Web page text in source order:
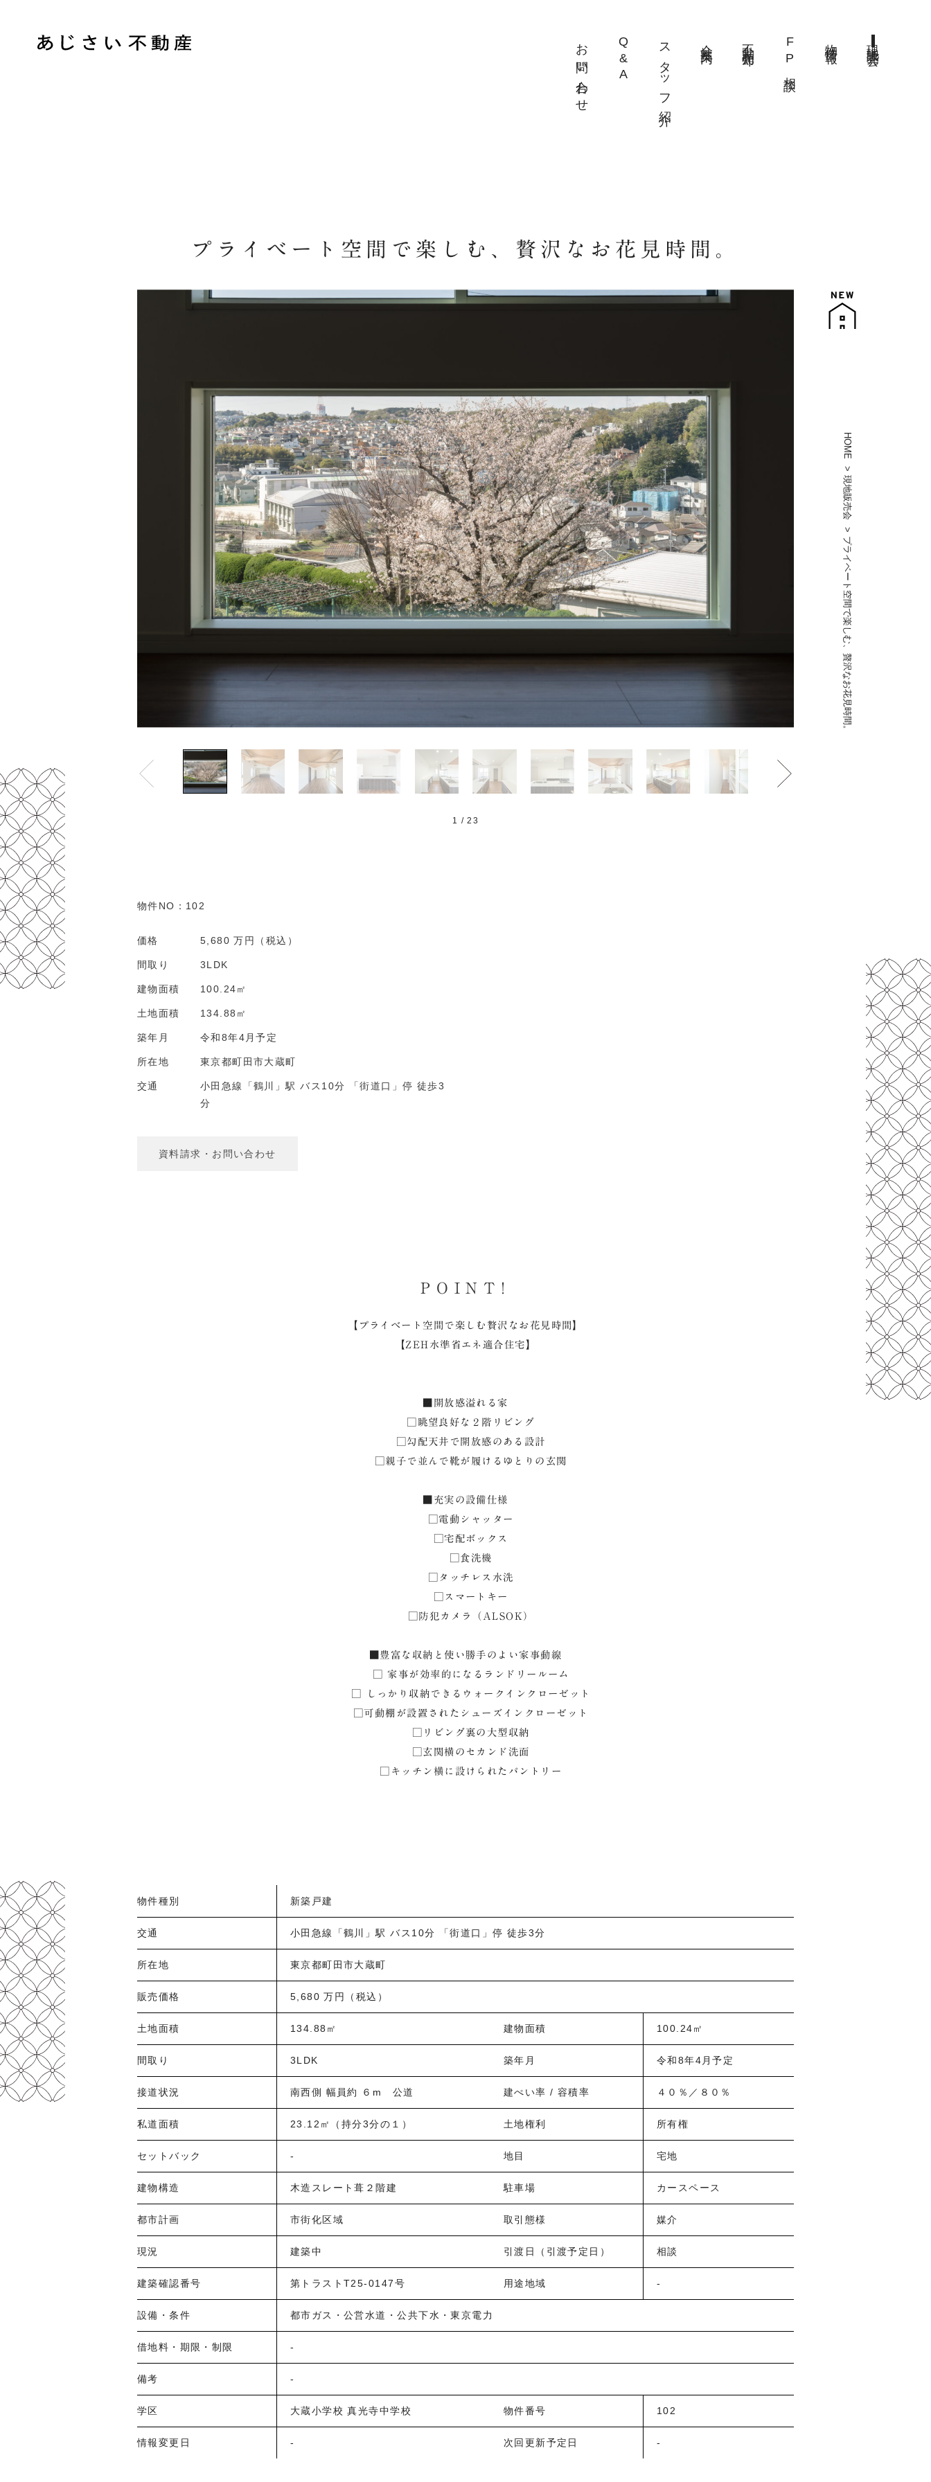
FP相談
スタッフ紹介
Q&A
お問い合わせ
HOME
現地販売会
プライベート空間で楽しむ、贅沢なお花見時間。
プライベート空間で楽しむ、贅沢なお花見時間。
1 /23
物件NO：102
価格 5,680 万円（税込）
間取り 3LDK
建物面積 100.24㎡
土地面積 134.88㎡
築年月 令和8年4月予定
所在地 東京都町田市大蔵町
交通
小田急線「鶴川」駅 バス10分 「街道口」停 徒歩3
分
資料請求・お問い合わせ
POINT!
【プライベート空間で楽しむ贅沢なお花見時間】
【ZEH水準省エネ適合住宅】
■開放感溢れる家
□眺望良好な２階リビング
□勾配天井で開放感のある設計
□親子で並んで靴が履けるゆとりの玄関
■充実の設備仕様
□電動シャッター
□宅配ボックス
□食洗機
□タッチレス水洗
□スマートキー
□防犯カメラ（ALSOK）
■豊富な収納と使い勝手のよい家事動線
□ 家事が効率的になるランドリールーム
□ しっかり収納できるウォークインクローゼット
□可動棚が設置されたシューズインクローゼット
□リビング裏の大型収納
□玄関横のセカンド洗面
□キッチン横に設けられたパントリー
物件種別 新築戸建
交通 小田急線「鶴川」駅 バス10分 「街道口」停 徒歩3分
所在地 東京都町田市大蔵町
販売価格 5,680 万円（税込）
土地面積 134.88㎡ 建物面積 100.24㎡
間取り 3LDK 築年月 令和8年4月予定
接道状況 南西側 幅員約 ６m 公道 建ぺい率 / 容積率 ４０％／８０％
私道面積 23.12㎡（持分3分の１） 土地権利 所有権
セットバック - 地目 宅地
建物構造 木造スレート葺２階建 駐車場 カースペース
都市計画 市街化区域 取引態様 媒介
現況 建築中 引渡日（引渡予定日） 相談
建築確認番号 第トラストT25-0147号 用途地域 -
設備・条件 都市ガス・公営水道・公共下水・東京電力
借地料・期限・制限 -
備考 -
学区 大蔵小学校 真光寺中学校 物件番号 102
情報変更日 - 次回更新予定日 -